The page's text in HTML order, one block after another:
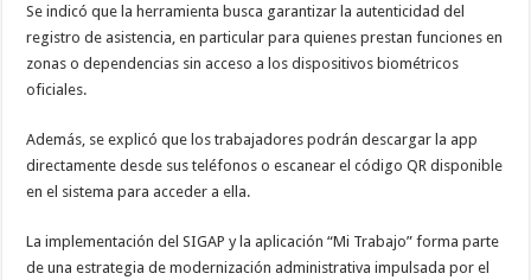
Se indicó que la herramienta busca garantizar la autenticidad del
registro de asistencia, en particular para quienes prestan funciones en
zonas o dependencias sin acceso a los dispositivos biométricos
oficiales.
Además, se explicó que los trabajadores podrán descargar la app
directamente desde sus teléfonos o escanear el código QR disponible
en el sistema para acceder a ella.
La implementación del SIGAP y la aplicación “Mi Trabajo” forma parte
de una estrategia de modernización administrativa impulsada por el